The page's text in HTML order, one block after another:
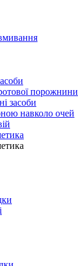
порожнини
засоби
навколо очей